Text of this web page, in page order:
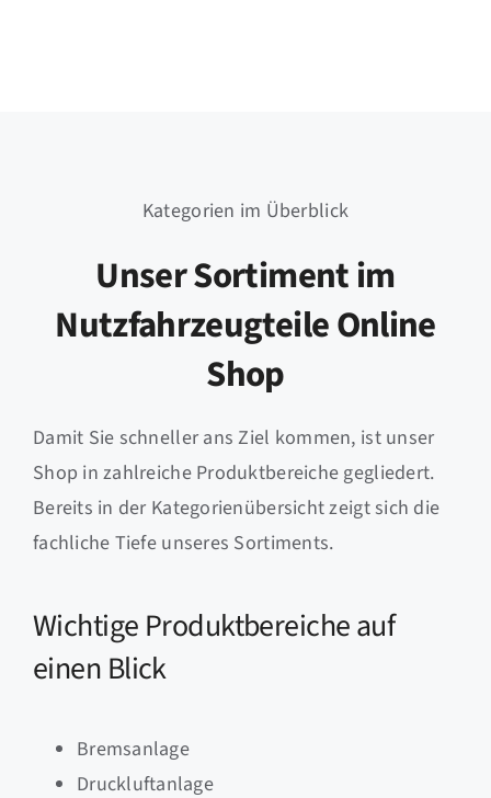
Kategorien im Überblick
Unser Sortiment im
Nutzfahrzeugteile Online
Shop
Damit Sie schneller ans Ziel kommen, ist unser
Shop in zahlreiche Produktbereiche gegliedert.
Bereits in der Kategorienübersicht zeigt sich die
fachliche Tiefe unseres Sortiments.
Wichtige Produktbereiche auf
einen Blick
Bremsanlage
Druckluftanlage